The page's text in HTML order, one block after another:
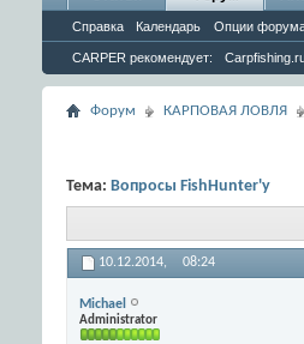
Справка Календарь Опции
CARPER рекомендует:
Форум КАРПОВАЯ ЛОВЛЯ
Тема: Вопросы FishHunter'у
10.12.2014, 08:24
Michael
Administrator